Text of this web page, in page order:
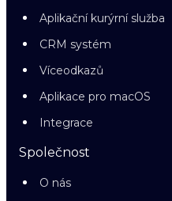
Aplikační kurýrní služba
CRM systém
Víceodkazů
Aplikace pro macOS
Integrace
Společnost
O nás